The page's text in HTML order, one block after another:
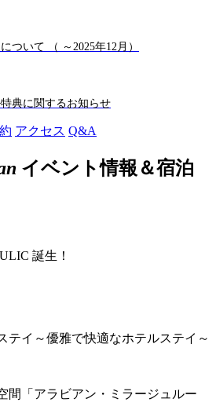
ついて （ ～2025年12月）
典に関するお知らせ
アクセス Q&A
イベント情報＆宿泊
誕生！
テイ～優雅で快適なホテルステイ～
間「アラビアン・ミラージュルー